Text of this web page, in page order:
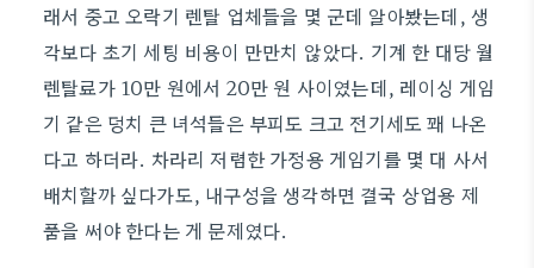
래서 중고 오락기 렌탈 업체들을 몇 군데 알아봤는데, 생
각보다 초기 세팅 비용이 만만치 않았다. 기계 한 대당 월
렌탈료가 10만 원에서 20만 원 사이였는데, 레이싱 게임
기 같은 덩치 큰 녀석들은 부피도 크고 전기세도 꽤 나온
다고 하더라. 차라리 저렴한 가정용 게임기를 몇 대 사서
배치할까 싶다가도, 내구성을 생각하면 결국 상업용 제
품을 써야 한다는 게 문제였다.